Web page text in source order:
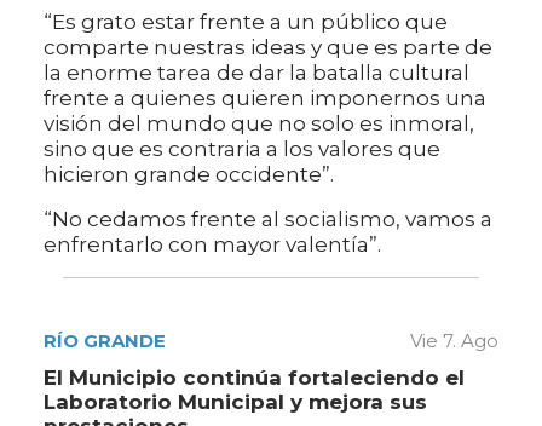
“Es grato estar frente a un público que
comparte nuestras ideas y que es parte de
la enorme tarea de dar la batalla cultural
frente a quienes quieren imponernos una
visión del mundo que no solo es inmoral,
sino que es contraria a los valores que
hicieron grande occidente”.
“No cedamos frente al socialismo, vamos a
enfrentarlo con mayor valentía”.
RÍO GRANDE Vie 7. Ago
El Municipio continúa fortaleciendo el
Laboratorio Municipal y mejora sus